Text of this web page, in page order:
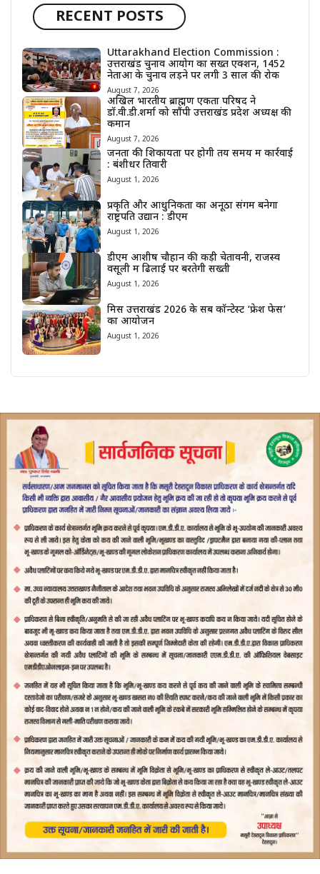
RECENT POSTS
Uttarakhand Election Commission :
उत्तराखंड चुनाव आयोग का सख्त एक्शन, 1452
नेताओं के चुनाव लड़ने पर लगी 3 साल की रोक
August 7, 2026
अखिल भारतीय ब्राह्मण एकता परिषद ने
डॉ.वी.डी.शर्मा को सौंपी उत्तराखंड प्रदेश अध्यक्ष की
कमान
August 7, 2026
जनता की शिकायतों पर होगी तय समय में कार्रवाई
: बंशीधर तिवारी
August 1, 2026
प्रकृति और आधुनिकता का अनूठा संगम बनेगा
राष्ट्रपति उद्यान : डीएम
August 1, 2026
डीएम आशीष चौहान की कड़ी चेतावनी, राजस्व
वसूली में ढिलाई पर बरतेगी सख्ती
August 1, 2026
मिस उत्तराखंड 2026 के सब कॉन्टेस्ट ‘फ्रेश फेस’
का आयोजन
August 1, 2026